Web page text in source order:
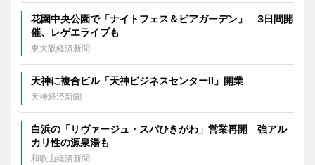
花園中央公園で「ナイトフェス＆ビアガーデン」 3日間開
催、レゲエライブも
東大阪経済新聞
天神に複合ビル「天神ビジネスセンターII」開業
天神経済新聞
白浜の「リヴァージュ・スパひきがわ」営業再開 強アル
カリ性の源泉湯も
和歌山経済新聞